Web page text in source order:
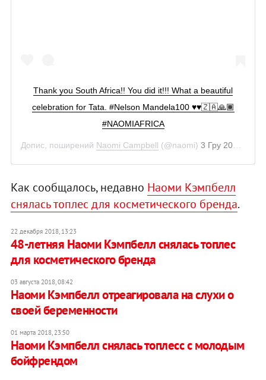
Thank you South Africa!! You did it!!! What a beautiful
celebration for Tata. #Nelson Mandela100 ♥️♥️🇿🇦🙏🏾
#NAOMIAFRICA
Допис, поширений Naomi Campbell (@naomi) 3 Гру 2018 р. о 8:34 PST
Как сообщалось, недавно Наоми Кэмпбелл
снялась топлес для косметического бренда.
22 декабря 2018, 13:23
48-летняя Наоми Кэмпбелл снялась топлес
для косметического бренда
03 августа 2018, 08:42
Наоми Кэмпбелл отреагировала на слухи о
своей беременности
01 марта 2018, 23:50
Наоми Кэмпбелл снялась топлесс с молодым
бойфрендом